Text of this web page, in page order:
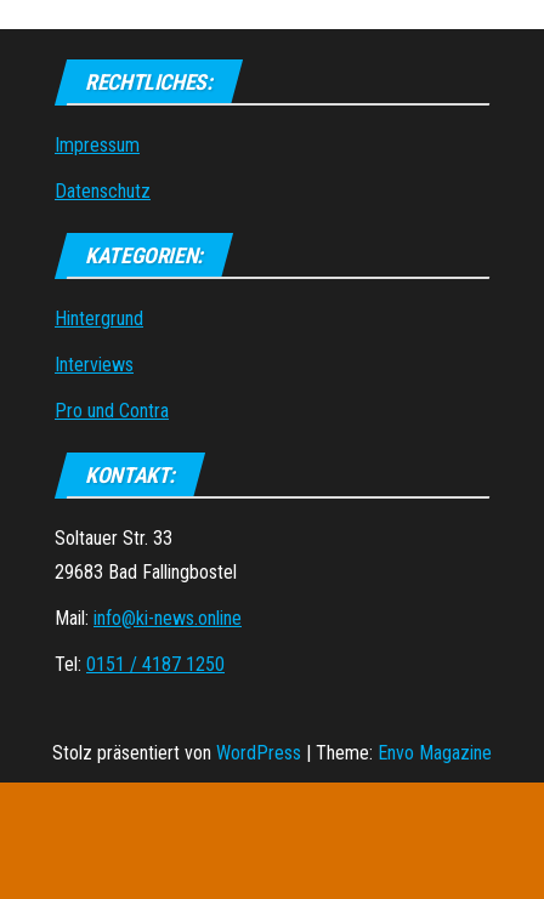
RECHTLICHES:
Impressum
Datenschutz
KATEGORIEN:
Hintergrund
Interviews
Pro und Contra
KONTAKT:
Soltauer Str. 33
29683 Bad Fallingbostel
Mail: info@ki-news.online
Tel: 0151 / 4187 1250
Stolz präsentiert von WordPress Theme: Envo Magazine